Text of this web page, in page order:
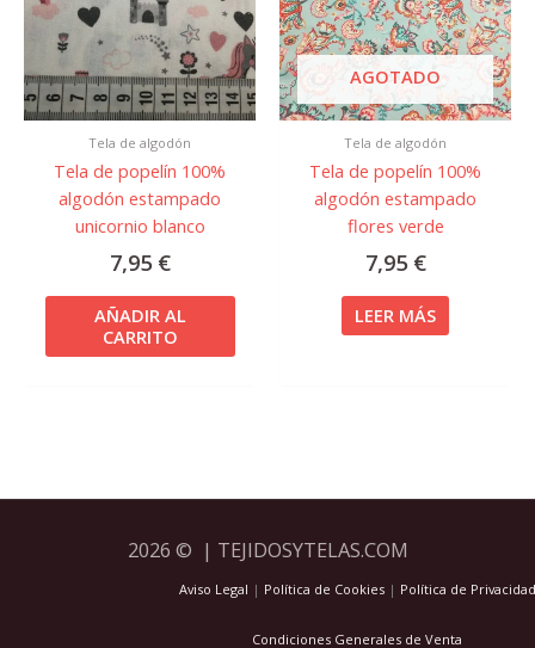
Tela de algodón
Tela de popelín 100%
algodón estampado
unicornio blanco
7,95 €
AÑADIR AL
CARRITO
AGOTADO
Tela de algodón
Tela de popelín 100%
algodón estampado
flores verde
7,95 €
LEER MÁS
2026 © | TEJIDOSYTELAS.COM
Aviso Legal | Política de Cookies| Política de Privacidad
Condiciones Generales de Venta